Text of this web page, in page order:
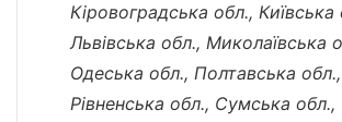
Кіровоградська обл., Київська
Львівська обл., Миколаївська
Одеська обл., Полтавська обл.,
Рівненська обл., Сумська обл.,